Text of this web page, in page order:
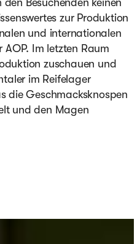
Besuchenden keinen
zur Produktion
und internationalen
AOP. Im letzten Raum
zuschauen und
im Reifelager
die Geschmacksknospen
und den Magen